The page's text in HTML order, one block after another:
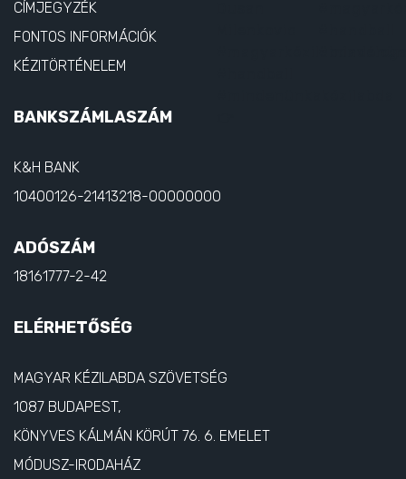
CÍMJEGYZÉK
FONTOS INFORMÁCIÓK
KÉZITÖRTÉNELEM
BANKSZÁMLASZÁM
K&H BANK
10400126-21413218-00000000
ADÓSZÁM
18161777-2-42
ELÉRHETŐSÉG
MAGYAR KÉZILABDA SZÖVETSÉG
1087 BUDAPEST,
KÖNYVES KÁLMÁN KÖRÚT 76. 6. EMELET
MÓDUSZ-IRODAHÁZ